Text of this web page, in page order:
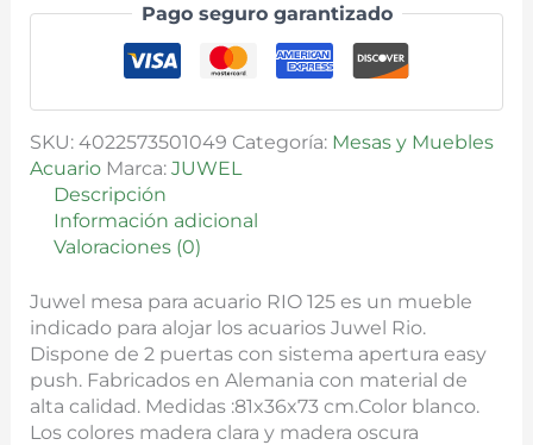
Pago seguro garantizado
SKU: 4022573501049 Categoría: Mesas y Muebles
Acuario Marca: JUWEL
Descripción
Información adicional
Valoraciones (0)
Juwel mesa para acuario RIO 125 es un mueble
indicado para alojar los acuarios Juwel Rio.
Dispone de 2 puertas con sistema apertura easy
push. Fabricados en Alemania con material de
alta calidad. Medidas :81x36x73 cm.Color blanco.
Los colores madera clara y madera oscura